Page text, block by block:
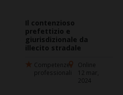
Il contenzioso
prefettizio e
giurisdizionale da
illecito stradale
Competenze
professionali
Online
12 mar,
2024